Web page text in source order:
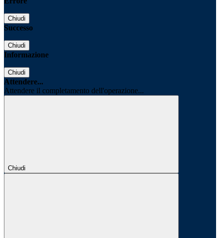
Chiudi
Successo
Chiudi
Informazione
Chiudi
Attendere...
Attendere il completamento dell'operazione...
Chiudi